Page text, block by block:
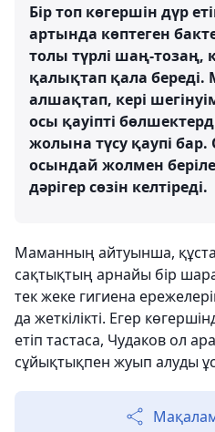
Бір топ көгершін дүр
артында көптеген
толы түрлі шаң-тозаң,
қалықтап қала
алшақтап, кері
осы қауіпті
жолына түсу қаупі
осындай жолмен
дәрігер сөзін келтіреді.
Маманның айтуынша,
сақтықтың арнайы бір
тек жеке гигиена
да жеткілікті. Егер
етіп тастаса, Чудаков ол
сұйықтықпен жуып алуды